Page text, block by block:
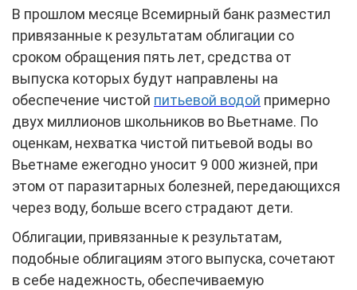
В прошлом месяце Всемирный банк разместил
привязанные к результатам облигации со
сроком обращения пять лет, средства от
выпуска которых будут направлены на
обеспечение чистой питьевой водой примерно
двух миллионов школьников во Вьетнаме. По
оценкам, нехватка чистой питьевой воды во
Вьетнаме ежегодно уносит 9 000 жизней, при
этом от паразитарных болезней, передающихся
через воду, больше всего страдают дети.
Облигации, привязанные к результатам,
подобные облигациям этого выпуска, сочетают
в себе надежность, обеспечиваемую